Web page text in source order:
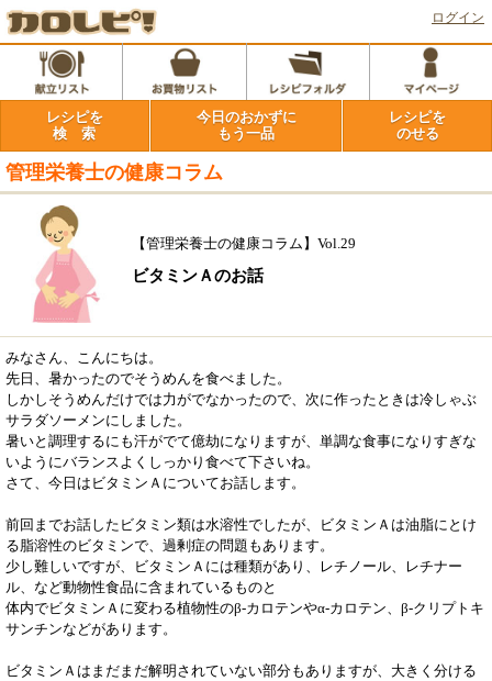
ログイン
レシピを
検 索
今日のおかずに
もう一品
レシピを
のせる
管理栄養士の健康コラム
【管理栄養士の健康コラム】Vol.29
ビタミンＡのお話
みなさん、こんにちは。
先日、暑かったのでそうめんを食べました。
しかしそうめんだけでは力がでなかったので、次に作ったときは冷しゃぶ
サラダソーメンにしました。
暑いと調理するにも汗がでて億劫になりますが、単調な食事になりすぎな
いようにバランスよくしっかり食べて下さいね。
さて、今日はビタミンＡについてお話します。
前回までお話したビタミン類は水溶性でしたが、ビタミンＡは油脂にとけ
る脂溶性のビタミンで、過剰症の問題もあります。
少し難しいですが、ビタミンＡには種類があり、レチノール、レチナー
ル、など動物性食品に含まれているものと
体内でビタミンＡに変わる植物性のβ-カロテンやα-カロテン、β-クリプトキ
サンチンなどがあります。
ビタミンＡはまだまだ解明されていない部分もありますが、大きく分ける